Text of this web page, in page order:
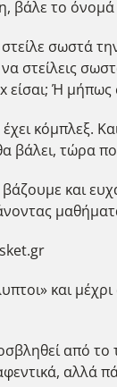
βάλε το
σωστά
να στείλεις
είσαι; Ή μήπως
κόμπλεξ.
βάλει, τώρα
και
και
από το
αλλά